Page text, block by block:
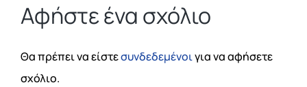
Αφήστε ένα σχόλιο
Θα πρέπει να είστεσυνδεδεμένοιγια να αφήσετε
σχόλιο.